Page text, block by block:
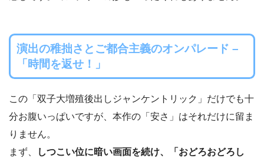
演出の稚拙さとご都合主義のオンパレード –
「時間を返せ！」
この「双子大増殖後出しジャンケントリック」だけでも十
分お腹いっぱいですが、本作の「安さ」はそれだけに留ま
りません。
まず、
しつこい位に暗い画面を続け、「おどろおどろし